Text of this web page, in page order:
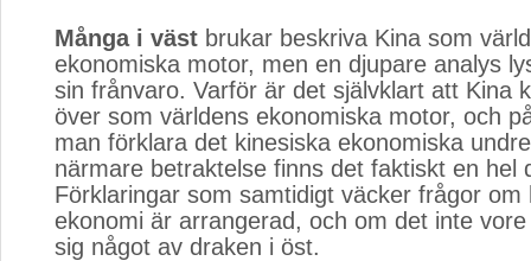
Många i väst brukar beskriva Kina som
ekonomiska motor, men en djupare analys
sin frånvaro. Varför är det självklart att Kina
över som världens ekonomiska motor, och
man förklara det kinesiska ekonomiska
närmare betraktelse finns det faktiskt en hel
Förklaringar som samtidigt väcker frågor om
ekonomi är arrangerad, och om det inte
sig något av draken i öst.